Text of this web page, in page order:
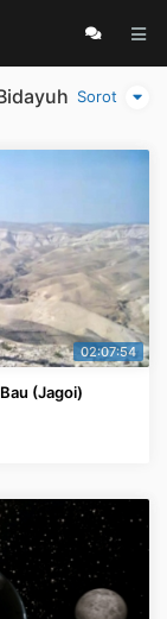
Sorot
02:07:54
(Jagoi)